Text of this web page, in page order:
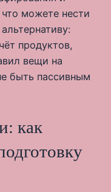
можете нести
продуктов,
вещи на
быть пассивным
как